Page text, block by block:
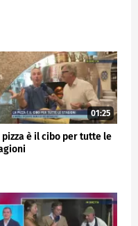
01:25
pizza è il cibo per tutte le